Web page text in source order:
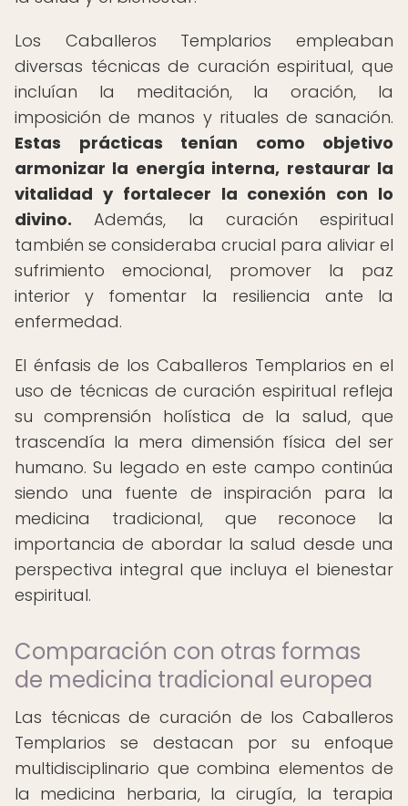
Los Caballeros Templarios empleaban
diversas técnicas de curación espiritual, que
incluían la meditación, la oración, la
imposición de manos y rituales de sanación.
Estas prácticas tenían como objetivo
armonizar la energía interna, restaurar la
vitalidad y fortalecer la conexión con lo
divino. Además, la curación espiritual
también se consideraba crucial para aliviar el
sufrimiento emocional, promover la paz
interior y fomentar la resiliencia ante la
enfermedad.
El énfasis de los Caballeros Templarios en el
uso de técnicas de curación espiritual refleja
su comprensión holística de la salud, que
trascendía la mera dimensión física del ser
humano. Su legado en este campo continúa
siendo una fuente de inspiración para la
medicina tradicional, que reconoce la
importancia de abordar la salud desde una
perspectiva integral que incluya el bienestar
espiritual.
Comparación con otras formas
de medicina tradicional europea
Las técnicas de curación de los Caballeros
Templarios se destacan por su enfoque
multidisciplinario que combina elementos de
la medicina herbaria, la cirugía, la terapia